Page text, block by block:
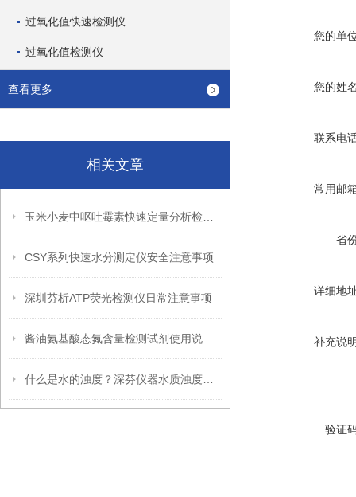
过氧化值快速检测仪
过氧化值检测仪
查看更多
相关文章
CSY系列快速水分测定仪安全注意事项
深圳芬析ATP荧光检测仪日常注意事项
您的单
您的姓
联系电
常用邮
省
详细地
补充说
验证